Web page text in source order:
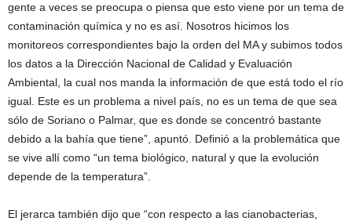
gente a veces se preocupa o piensa que esto viene por un tema de
contaminación química y no es así. Nosotros hicimos los
monitoreos correspondientes bajo la orden del MA y subimos todos
los datos a la Dirección Nacional de Calidad y Evaluación
Ambiental, la cual nos manda la información de que está todo el río
igual. Este es un problema a nivel país, no es un tema de que sea
sólo de Soriano o Palmar, que es donde se concentró bastante
debido a la bahía que tiene”, apuntó. Definió a la problemática que
se vive allí como “un tema biológico, natural y que la evolución
depende de la temperatura”.
El jerarca también dijo que “con respecto a las cianobacterias,